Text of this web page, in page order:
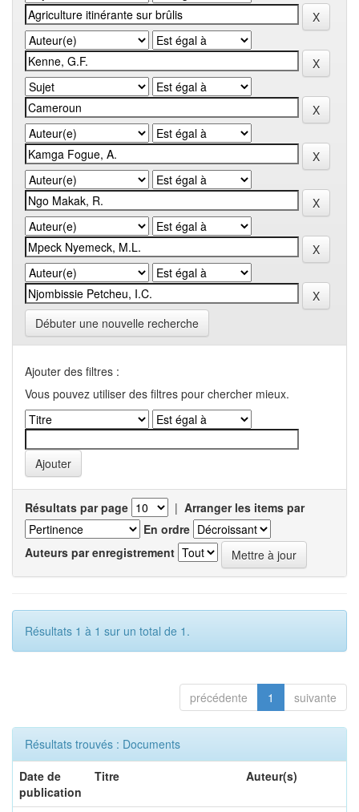
Débuter une nouvelle recherche
Ajouter des filtres :
Vous pouvez utiliser des filtres pour chercher mieux.
Résultats par page | Arranger les items par
En ordre
Auteurs par enregistrement
Résultats 1 à 1 sur un total de 1.
précédente 1 suivante
Résultats trouvés : Documents
Date de
publication
Titre Auteur(s)